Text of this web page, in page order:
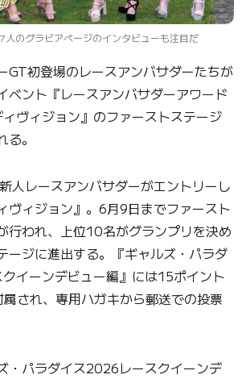
人のグラビアページのインタビューも注目だ
GT初登場のレースアンバサダーたちが
ベント『レースアンバサダーアワード
ヴィジョン』のファーストステージ
。
人レースアンバサダーがエントリーし
ヴィジョン』。6月9日までファースト
行われ、上位10名がグランプリを決め
ージに進出する。『ギャルズ・パラダ
イーンデビュー編』には15ポイント
され、専用ハガキから郵送での投票
・パラダイス2026レースクイーンデ